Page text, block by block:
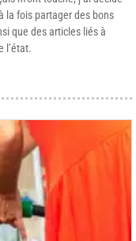
la fois partager des bons
que des articles liés à
l’état.